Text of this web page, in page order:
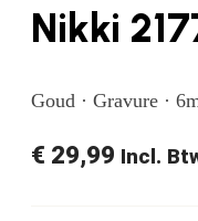
Nikki
Goud · Gravure ·
€ 29,99 Incl.